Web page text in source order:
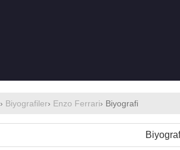
› Biyografiler› Enzo Ferrari› Biyografi